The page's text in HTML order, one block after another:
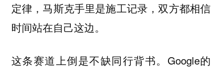
定律，马斯克手里是施工记录，双方都相信
时间站在自己这边。
这条赛道上倒是不缺同行背书。Google的